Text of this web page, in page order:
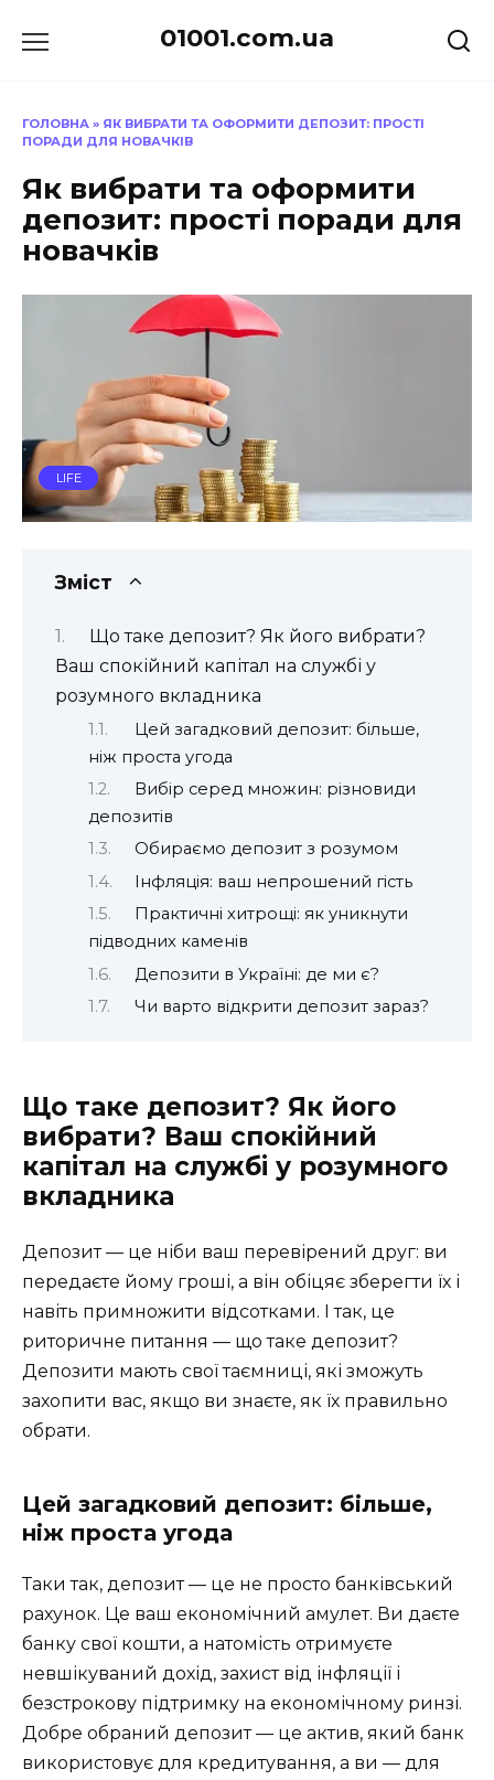
до
01001.com.ua
ГОЛОВНА » ЯК ВИБРАТИ ТА ОФОРМИТИ ДЕПОЗИТ: ПРОСТІ
ПОРАДИ ДЛЯ НОВАЧКІВ
Як вибрати та оформити
депозит: прості поради для
новачків
LIFE
Зміст
Що таке депозит? Як його вибрати?
Ваш спокійний капітал на службі у
розумного вкладника
Цей загадковий депозит: більше,
ніж проста угода
Вибір серед множин: різновиди
депозитів
Обираємо депозит з розумом
Інфляція: ваш непрошений гість
Практичні хитрощі: як уникнути
підводних каменів
Депозити в Україні: де ми є?
Чи варто відкрити депозит зараз?
Що таке депозит? Як його
вибрати? Ваш спокійний
капітал на службі у розумного
вкладника
Депозит — це ніби ваш перевірений друг: ви
передаєте йому гроші, а він обіцяє зберегти їх і
навіть примножити відсотками. І так, це
риторичне питання — що таке депозит?
Депозити мають свої таємниці, які зможуть
захопити вас, якщо ви знаєте, як їх правильно
обрати.
Цей загадковий депозит: більше,
ніж проста угода
Таки так, депозит — це не просто банківський
рахунок. Це ваш економічний амулет. Ви даєте
банку свої кошти, а натомість отримуєте
невшікуваний дохід, захист від інфляції і
безстрокову підтримку на економічному ринзі.
Добре обраний депозит — це актив, який банк
використовує для кредитування, а ви — для